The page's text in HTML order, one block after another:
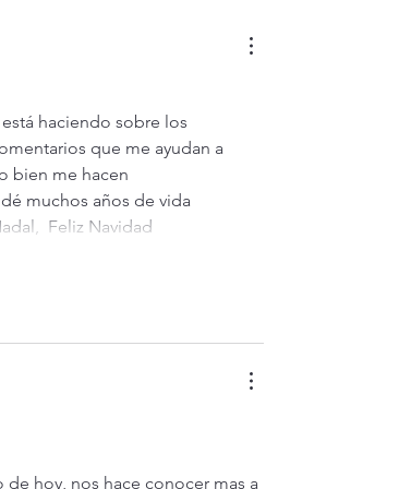
siempre feliz? (Mt 16,24-28)
que me ayudan a
bien me hacen
muchos años de vida
Feliz Navidad
de hoy, nos hace conocer mas a